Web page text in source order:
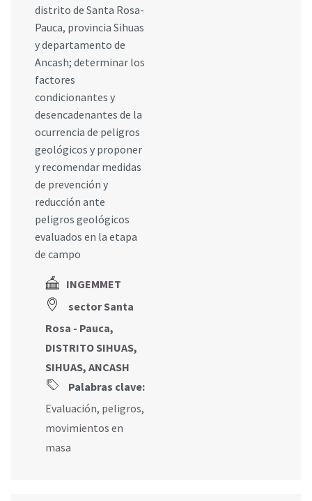
distrito de Santa Rosa-
Pauca, provincia Sihuas
y departamento de
Ancash; determinar los
factores
condicionantes y
desencadenantes de la
ocurrencia de peligros
geológicos y proponer
y recomendar medidas
de prevención y
reducción ante
peligros geológicos
evaluados en la etapa
de campo
INGEMMET
sector Santa
Rosa - Pauca,
DISTRITO SIHUAS,
SIHUAS, ANCASH
Palabras clave:
Evaluación, peligros,
movimientos en
masa